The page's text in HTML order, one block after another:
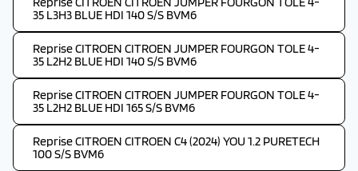
35 L3H3 BLUE HDI 140 S/S BVM6
Reprise CITROEN CITROEN JUMPER FOURGON TOLE 4-
35 L2H2 BLUE HDI 140 S/S BVM6
Reprise CITROEN CITROEN JUMPER FOURGON TOLE 4-
35 L2H2 BLUE HDI 165 S/S BVM6
Reprise CITROEN CITROEN C4 (2024) YOU 1.2 PURETECH
100 S/S BVM6